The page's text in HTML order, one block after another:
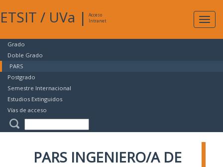
ETSIT / UVa |
Acceso
Intranet
Grado
Doble Grado
PARS
Postgrado
Semestre Internacional
Estudios Extinguidos
Vías de acceso
PARS INGENIERO/A DE